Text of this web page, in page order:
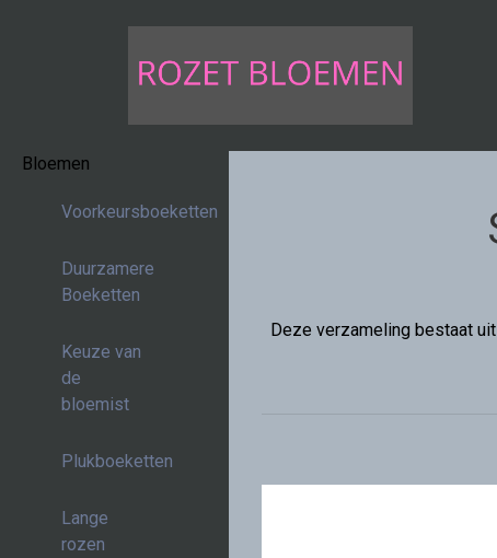
Bloemen
Voorkeursboeketten
Duurzamere
Boeketten
Keuze van
de
bloemist
Plukboeketten
Lange
rozen
Deze verzameling bestaat